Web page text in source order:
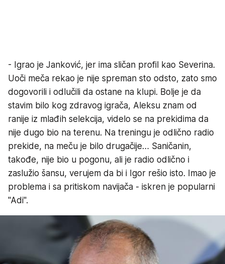
- Igrao je Janković, jer ima sličan profil kao Severina.
Uoči meča rekao je nije spreman sto odsto, zato smo
dogovorili i odlučili da ostane na klupi. Bolje je da
stavim bilo kog zdravog igrača, Aleksu znam od
ranije iz mlađih selekcija, videlo se na prekidima da
nije dugo bio na terenu. Na treningu je odlično radio
prekide, na meču je bilo drugačije… Saničanin,
takođe, nije bio u pogonu, ali je radio odlično i
zaslužio šansu, verujem da bi i Igor rešio isto. Imao je
problema i sa pritiskom navijača - iskren je popularni
"Adi".